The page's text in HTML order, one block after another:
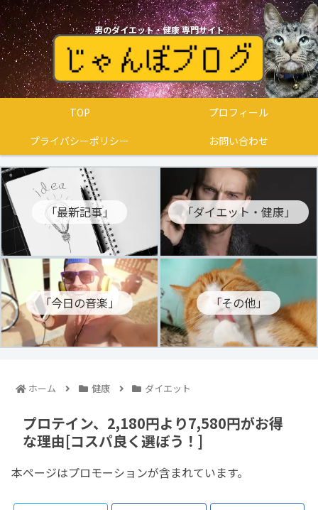
男のダイエット・健康 専門サイト
TOP
プロフィール
プライバシーポリシー
お問い合わせ
「最新記事」 「ダイエット・健康」
「今日の音楽」 「その他」
ホーム 健康 ダイエット
プロテイン、2,180円より7,580円がお得
な理由[コスパ良く選ぼう！]
本ページはプロモーションが含まれています。